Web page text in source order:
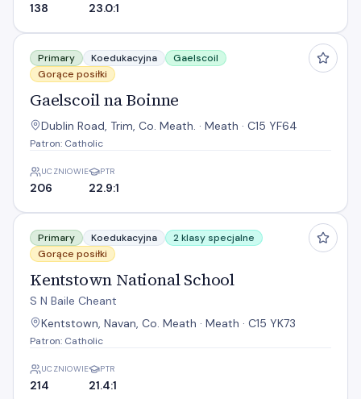
138 23.0:1
Gaelscoil na Boinne
Primary Koedukacyjna
Gaelscoil
Gorące posiłki
Gaelscoil na Boinne
Dublin Road, Trim, Co. Meath. · Meath · C15 YF64
Patron: Catholic
UCZNIOWIE
206
PTR
22.9:1
Kentstown National School
Primary Koedukacyjna
2 klasy specjalne
Gorące posiłki
Kentstown National School
S N Baile Cheant
Kentstown, Navan, Co. Meath · Meath · C15 YK73
Patron: Catholic
UCZNIOWIE
214
PTR
21.4:1